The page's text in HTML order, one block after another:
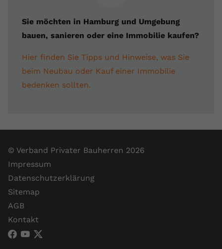
Sie möchten in Hamburg und Umgebung
bauen, sanieren oder eine Immobilie kaufen?
Hier finden Sie Tipps und Hinweise, was Sie
beim Neubau oder Kauf einer Immobilie
bedenken sollten.
© Verband Privater Bauherren 2026
Impressum
Datenschutzerklärung
Sitemap
AGB
Kontakt
VPB Verband Privater Bauherren (Facebook)
VPB Verband Privater Bauherren (YouTube)
VPB Verband Privater Bauherren (X)